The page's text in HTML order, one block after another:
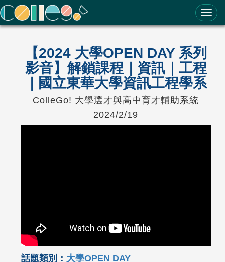
ColleGo! 大學選才與高中育才輔助系統
【2024 大學OPEN DAY 系列
影音】解鎖課程｜資訊｜工程
｜國立東華大學資訊工程學系
ColleGo! 大學選才與高中育才輔助系統
2024/2/19
話題類別： 大學OPEN DAY